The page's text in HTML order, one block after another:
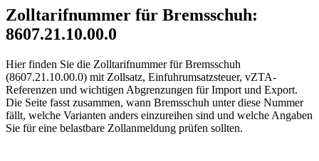
Zolltarifnummer für Bremsschuh:
8607.21.10.00.0
Hier finden Sie die Zolltarifnummer für Bremsschuh
(8607.21.10.00.0) mit Zollsatz, Einfuhrumsatzsteuer, vZTA-
Referenzen und wichtigen Abgrenzungen für Import und Export.
Die Seite fasst zusammen, wann Bremsschuh unter diese Nummer
fällt, welche Varianten anders einzureihen sind und welche Angaben
Sie für eine belastbare Zollanmeldung prüfen sollten.